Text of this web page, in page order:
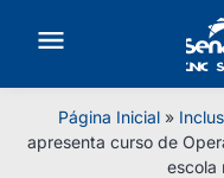
Página Inicial»
apresenta curso de
escola